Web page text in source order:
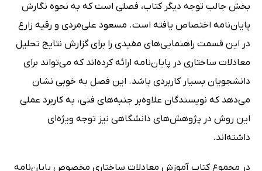
بخش جالب توجه دیگر کتاب، فصلی است که به نحوه نگارش
پایان‌نامه اختصاص یافته است. مسعود علی‌مردی و رقیه زارع
در این قسمت راهنمایی‌های مفیدی را برای گزارش نتایج تحلیل
معادلات ساختاری در پایان‌نامه ارائه کرده‌اند که می‌تواند برای
دانشجویان بسیار کاربردی باشد. این فصل به خوبی نشان
می‌دهد که نویسندگان علاوه‌بر جنبه‌های فنی، به کاربرد عملی
این روش در پژوهش‌های دانشگاهی نیز توجه ویژه‌ای
داشته‌اند.
در مجموع کتاب آموزش معادلات ساختاری مخصوص پایان‌نامه